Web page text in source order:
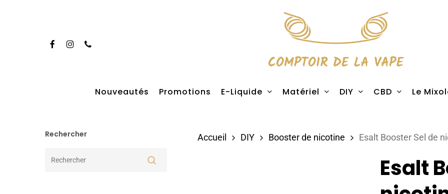
Taper entrer pour rechercher
Facebook
Instagram
Phone
Nouveautés Promotions E-Liquide Matériel DIY CBD Le
Rechercher Accueil DIY Booster de nicotine Esalt Booster Sel de
Esalt